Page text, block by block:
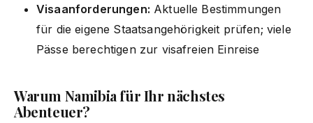
Visaanforderungen: Aktuelle Bestimmungen
für die eigene Staatsangehörigkeit prüfen; viele
Pässe berechtigen zur visafreien Einreise
Warum Namibia für Ihr nächstes
Abenteuer?